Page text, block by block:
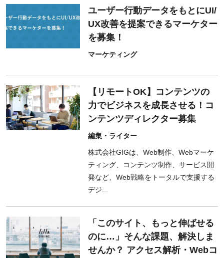
ユーザー行動データをもとにUI/
UX改善を提案できるマーケター
を募集！
マーケティング
【リモートOK】コンテンツの
力でビジネスを成長させる！コ
ンテンツディレクター募集
編集・ライター
株式会社GIGは、Web制作、Webマーケ
ティング、コンテンツ制作、サービス開
発など、Web戦略をトータルで支援する
デジ...
「このサイト、もっと伸ばせる
のに…」そんな課題、解決しま
せんか？ アクセス解析・Webコ